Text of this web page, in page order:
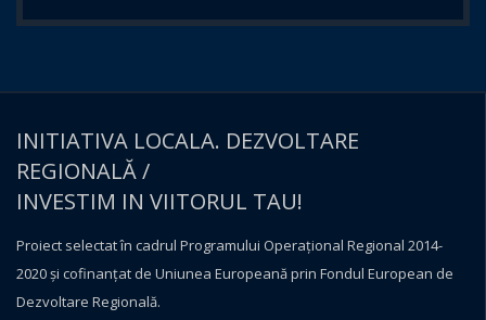
INITIATIVA LOCALA. DEZVOLTARE
REGIONALĂ /
INVESTIM IN VIITORUL TAU!
Proiect selectat în cadrul Programului Operațional Regional 2014-
2020 și cofinanțat de Uniunea Europeană prin Fondul European de
Dezvoltare Regională.